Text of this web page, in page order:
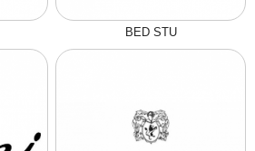
BED STU